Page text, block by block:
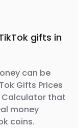
gifts in
can be
Gifts Prices
Calculator that
money
coins.